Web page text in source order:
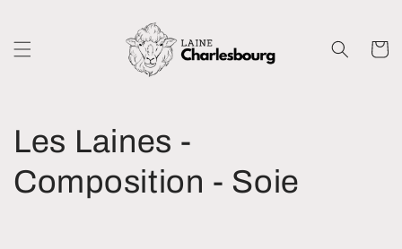
contenu
Panier
C
o
Les Laines -
Composition - Soie